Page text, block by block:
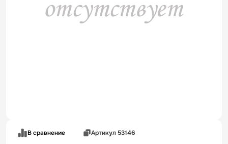
В сравнение Артикул 53146